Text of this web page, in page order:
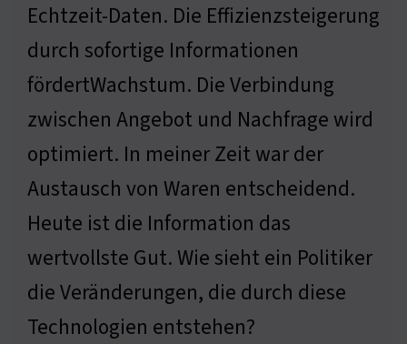
Echtzeit-Daten. Die Effizienzsteigerung
durch sofortige Informationen
fördertWachstum. Die Verbindung
zwischen Angebot und Nachfrage wird
optimiert. In meiner Zeit war der
Austausch von Waren entscheidend.
Heute ist die Information das
wertvollste Gut. Wie sieht ein Politiker
die Veränderungen, die durch diese
Technologien entstehen?